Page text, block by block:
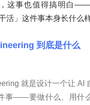
这事也值得搞明白
活」这件事本身长什么样
到底是什么
就是设计一个让 AI
事——要做什么、用什